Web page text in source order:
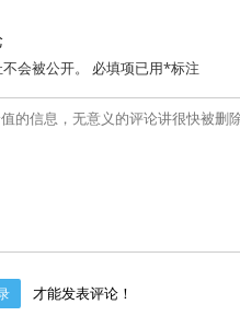
会被公开。 必填项已用*标注
才能发表评论！